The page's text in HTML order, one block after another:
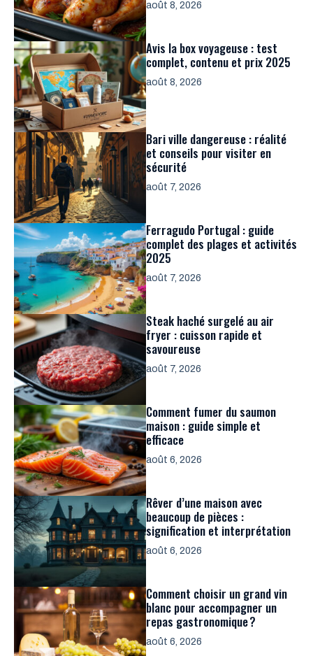
août 8, 2026
Avis la box voyageuse : test
complet, contenu et prix 2025
août 8, 2026
Bari ville dangereuse : réalité
et conseils pour visiter en
sécurité
août 7, 2026
Ferragudo Portugal : guide
complet des plages et activités
2025
août 7, 2026
Steak haché surgelé au air
fryer : cuisson rapide et
savoureuse
août 7, 2026
Comment fumer du saumon
maison : guide simple et
efficace
août 6, 2026
Rêver d’une maison avec
beaucoup de pièces :
signification et interprétation
août 6, 2026
Comment choisir un grand vin
blanc pour accompagner un
repas gastronomique ?
août 6, 2026